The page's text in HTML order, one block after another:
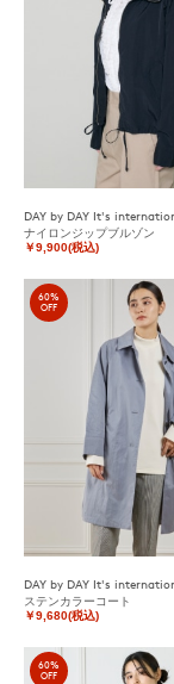
DAY by DAY It's
ナイロンジップブルゾン
￥9,900(税込)
60%
OFF
DAY by DAY It's
ステンカラーコート
￥9,680(税込)
60%
OFF